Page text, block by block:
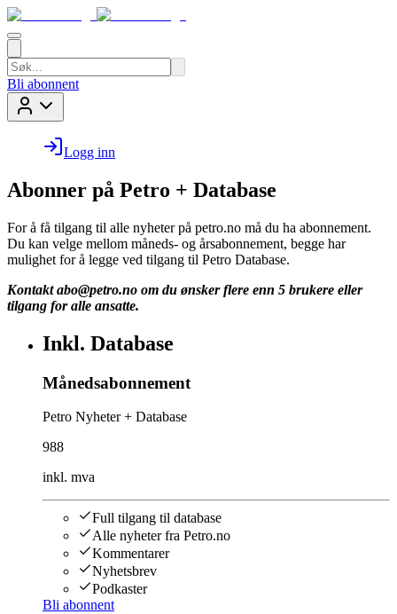
Bli abonnent
Logg inn
Abonner på Petro + Database
For å få tilgang til alle nyheter på petro.no må du ha abonnement.
Du kan velge mellom måneds- og årsabonnement, begge har
mulighet for å legge ved tilgang til Petro Database.
Kontakt abo@petro.no om du ønsker flere enn 5 brukere eller
tilgang for alle ansatte.
Inkl. Database
Månedsabonnement
Petro Nyheter + Database
988
inkl. mva
Full tilgang til database
Alle nyheter fra Petro.no
Kommentarer
Nyhetsbrev
Podkaster
Bli abonnent